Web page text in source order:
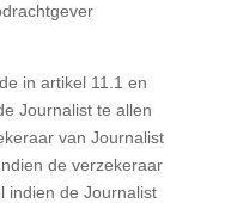
in artikel 11.1 en
Journalist te allen
van Journalist
de verzekeraar
indien de Journalist